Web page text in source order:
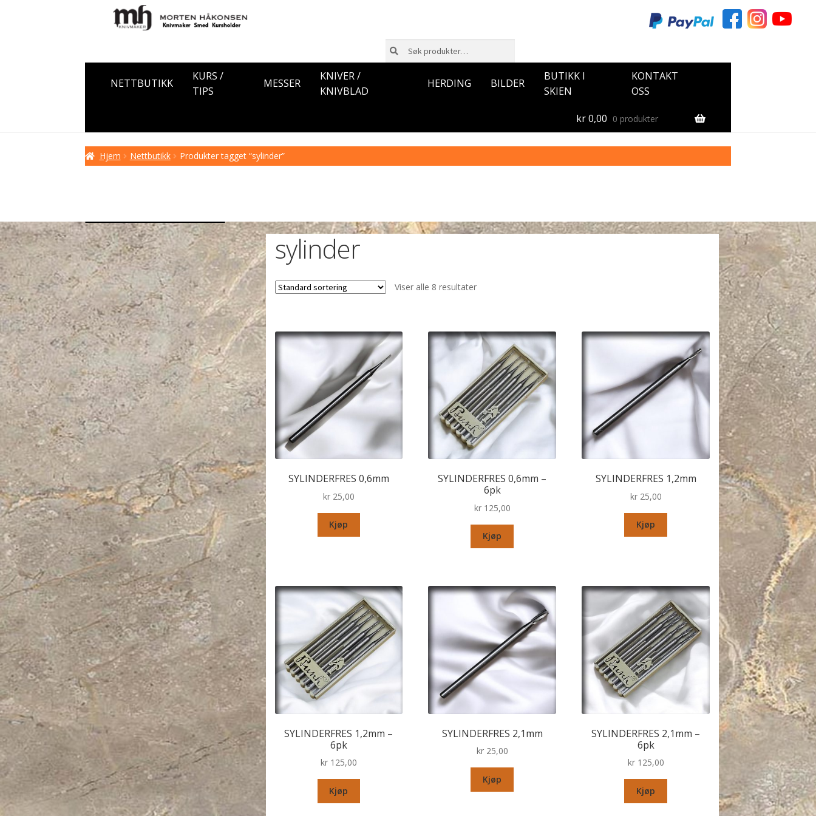
Hopp
til
Hopp
til
Søk
etter:
Søk
NETTBUTIKK
KURS /
TIPS
MESSER
KNIVER /
KNIVBLAD
HERDING BILDER
BUTIKK I
SKIEN
KONTAKT
OSS
kr0,00 0 produkter
Hjem Nettbutikk Produkter tagget “sylinder”
sylinder
Viser alle 8 resultater
SYLINDERFRES 0,6mm
kr25,00
Kjøp
SYLINDERFRES 0,6mm –
6pk
kr125,00
Kjøp
SYLINDERFRES 1,2mm
kr25,00
Kjøp
SYLINDERFRES 1,2mm –
6pk
kr125,00
Kjøp
SYLINDERFRES 2,1mm
kr25,00
Kjøp
SYLINDERFRES 2,1mm –
6pk
kr125,00
Kjøp